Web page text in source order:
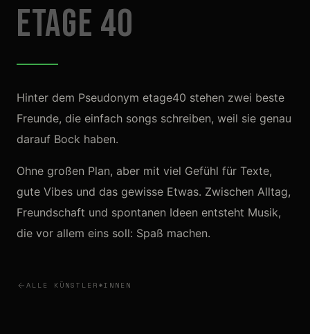
Etage 40
Hinter dem Pseudonym etage40 stehen zwei beste
Freunde, die einfach songs schreiben, weil sie genau
darauf Bock haben.
Ohne großen Plan, aber mit viel Gefühl für Texte,
gute Vibes und das gewisse Etwas. Zwischen Alltag,
Freundschaft und spontanen Ideen entsteht Musik,
die vor allem eins soll: Spaß machen.
ALLE KÜNSTLER*INNEN